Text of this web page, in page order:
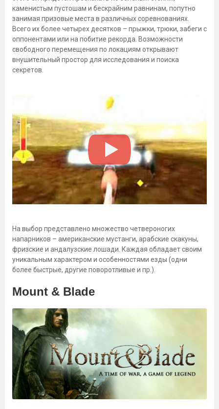
каменистым пустошам и бескрайним равнинам, попутно
занимая призовые места в различных соревнованиях.
Всего их более четырех десятков – прыжки, трюки, забеги с
оппонентами или на побитие рекорда. Возможности
свободного перемещения по локациям открывают
внушительный простор для исследования и поиска
секретов.
На выбор представлено множество четвероногих
напарников – американские мустанги, арабские скакуны,
фризские и андалузские лошади. Каждая обладает своим
уникальным характером и особенностями езды (одни
более быстрые, другие поворотливые и пр.).
Mount & Blade